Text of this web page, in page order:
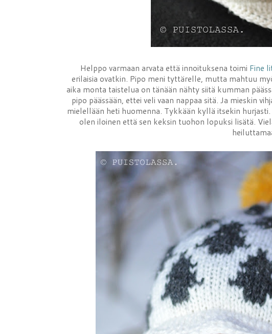
Helppo varmaan arvata että innoituksena toimi Fine
erilaisia ovatkin. Pipo meni tyttärelle, mutta mahtuu
aika monta taistelua on tänään nähty siitä kumman
pipo päässään, ettei veli vaan nappaa sitä. Ja mieskin
mielellään heti huomenna. Tykkään kyllä itsekin
olen iloinen että sen keksin tuohon lopuksi lisätä.